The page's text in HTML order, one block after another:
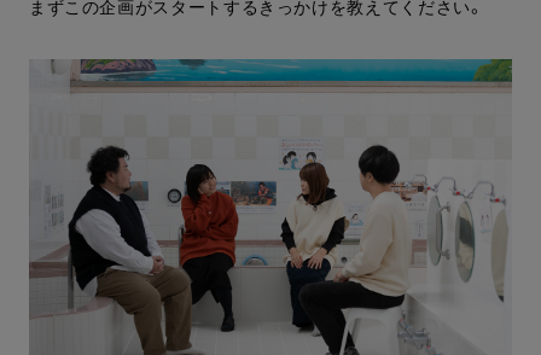
まずこの企画がスタートするきっかけを教えてください。